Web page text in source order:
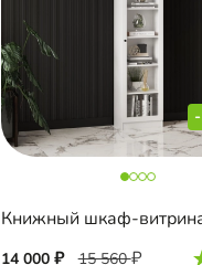
14 000 15 560